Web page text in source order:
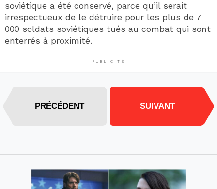
soviétique a été conservé, parce qu’il serait
irrespectueux de le détruire pour les plus de 7
000 soldats soviétiques tués au combat qui sont
enterrés à proximité.
PUBLICITÉ
PRÉCÉDENT SUIVANT